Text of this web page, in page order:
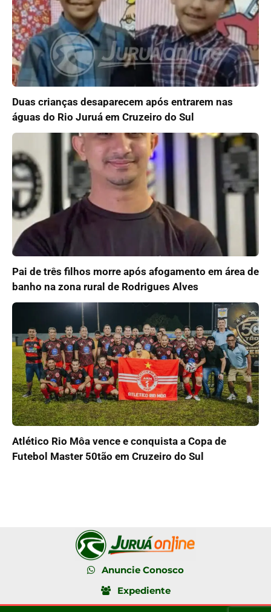
Duas crianças desaparecem após entrarem nas
águas do Rio Juruá em Cruzeiro do Sul
Pai de três filhos morre após afogamento em área de
banho na zona rural de Rodrigues Alves
Atlético Rio Môa vence e conquista a Copa de
Futebol Master 50tão em Cruzeiro do Sul
Anuncie Conosco
Expediente